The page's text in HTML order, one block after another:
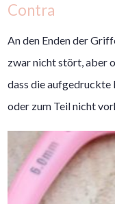
Contra
An den Enden der
zwar nicht stört, aber
dass die
oder zum Teil nicht